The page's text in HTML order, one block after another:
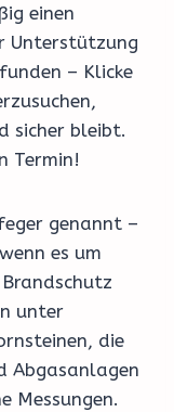
einen
Unterstützung
– Klicke
sicher bleibt.
Termin!
genannt –
es um
unter
die
Abgasanlagen
Messungen.